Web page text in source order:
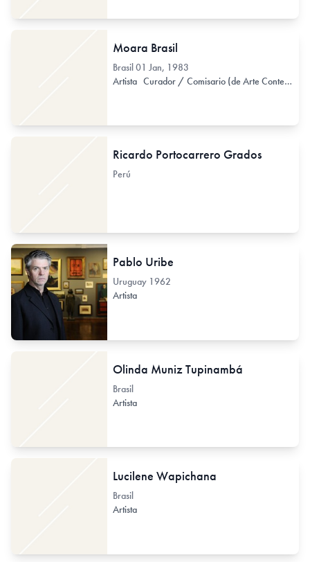
Moara Brasil
Brasil01 Jan, 1983
Artista Curador / Comisario (de Arte Contemporáneo)
Ricardo Portocarrero Grados
Perú
Pablo Uribe
Uruguay 1962
Artista
Olinda Muniz Tupinambá
Brasil
Artista
Lucilene Wapichana
Brasil
Artista